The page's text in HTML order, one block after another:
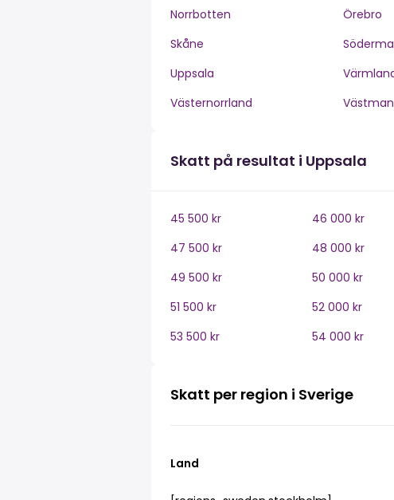
Norrbotten
Örebro
Skåne
Uppsala
Västernorrland
Skatt på resultat i Uppsala
45 500 kr 46 000 kr
47 500 kr
48 000 kr
49 500 kr
50 000 kr
51 500 kr
52 000 kr
53 500 kr
54 000 kr
Skatt per region i Sverige
Land